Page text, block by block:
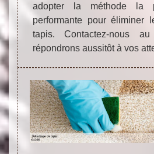
adopter la méthode la
performante pour éliminer
tapis. Contactez-nous
répondrons aussitôt à vos